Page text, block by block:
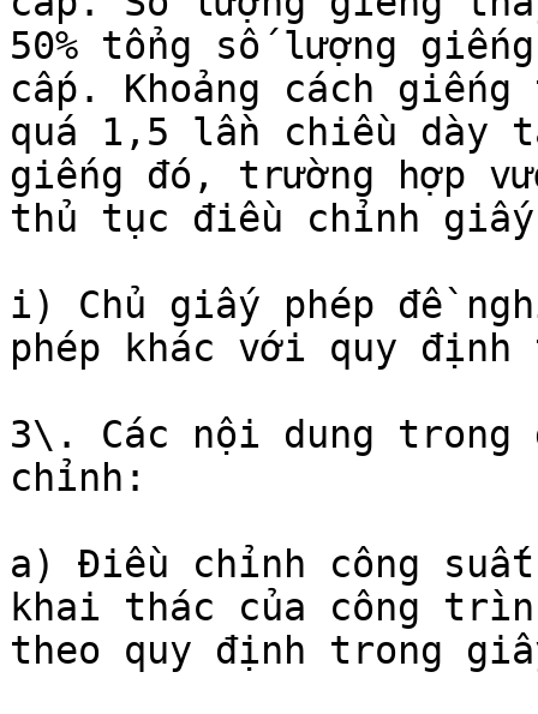
50% tổng số lượng
cấp. Khoảng cách
quá 1,5 lần chiều dày
giếng đó, trường hợp
thủ tục điều chỉnh
i) Chủ giấy phép đề
phép khác với quy
3\. Các nội dung trong
chỉnh:
a) Điều chỉnh công
khai thác của công
theo quy định trong